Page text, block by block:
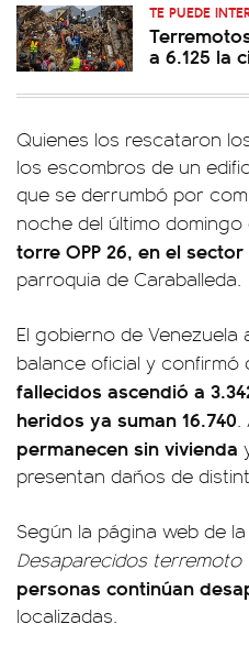
TE PUEDE
a 6.125 la
Quienes los rescataron
los escombros de un
que se derrumbó por
noche del último domingo
torre OPP 26, en el
parroquia de Caraballeda.
El gobierno de
balance oficial y confirmó
fallecidos ascendió a
heridos ya suman 16.740.
permanecen sin vivienda
presentan daños de
Según la página web de
Desaparecidos terremoto
personas continúan
localizadas.